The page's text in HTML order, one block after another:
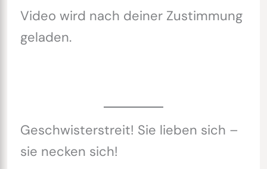
Video wird nach deiner Zustimmung
geladen.
Geschwisterstreit! Sie lieben sich –
sie necken sich!